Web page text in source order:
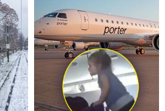
tak má. Na Slovensku se
účastní celé řady aktů.
se 1. ledna žádný státní akt
a pochopitelně – i když to
už také není – projev